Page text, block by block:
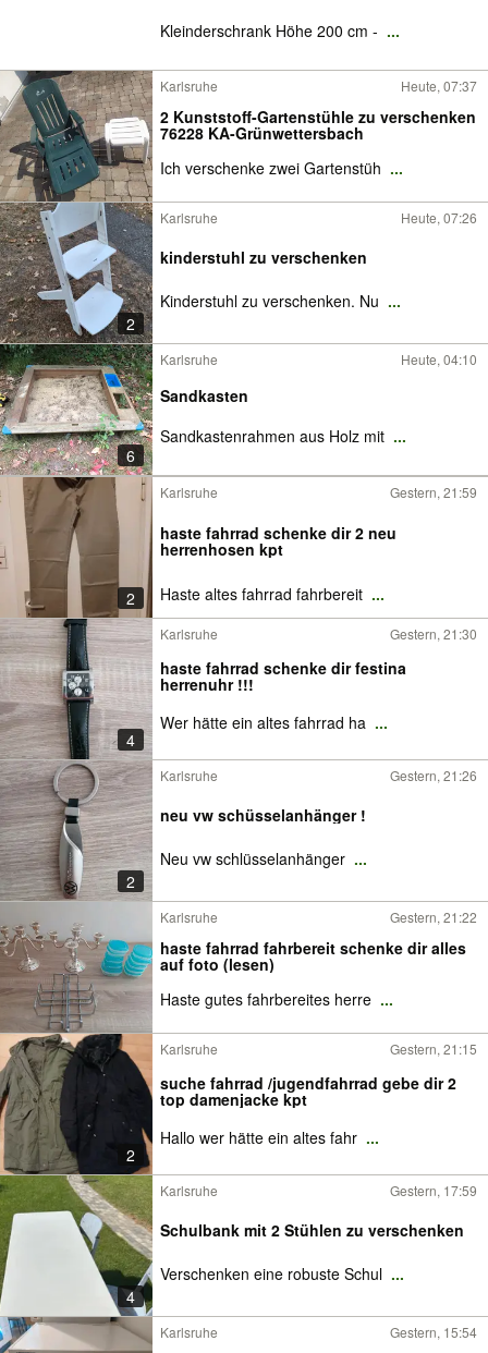
Kleinderschrank Höhe 200 cm - ...
Karlsruhe Heute, 07:37
2 Kunststoff-Gartenstühle zu verschenken
76228 KA-Grünwettersbach
Ich verschenke zwei Gartenstüh ...
2
Karlsruhe Heute, 07:26
kinderstuhl zu verschenken
Kinderstuhl zu verschenken. Nu ...
6
Karlsruhe Heute, 04:10
Sandkasten
Sandkastenrahmen aus Holz mit ...
2
Karlsruhe Gestern, 21:59
haste fahrrad schenke dir 2 neu
herrenhosen kpt
Haste altes fahrrad fahrbereit ...
4
Karlsruhe Gestern, 21:30
haste fahrrad schenke dir festina
herrenuhr !!!
Wer hätte ein altes fahrrad ha ...
2
Karlsruhe Gestern, 21:26
neu vw schüsselanhänger !
Neu vw schlüsselanhänger ...
Karlsruhe Gestern, 21:22
haste fahrrad fahrbereit schenke dir alles
auf foto (lesen)
Haste gutes fahrbereites herre ...
2
Karlsruhe Gestern, 21:15
suche fahrrad /jugendfahrrad gebe dir 2
top damenjacke kpt
Hallo wer hätte ein altes fahr ...
4
Karlsruhe Gestern, 17:59
Schulbank mit 2 Stühlen zu verschenken
Verschenken eine robuste Schul ...
Karlsruhe Gestern, 15:54